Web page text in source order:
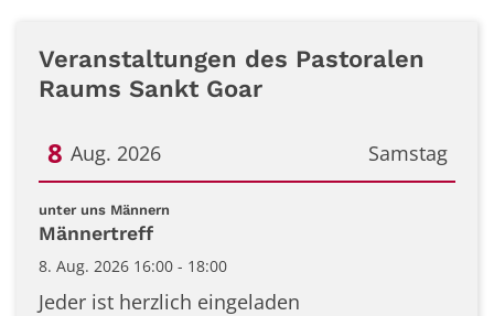
Veranstaltungen des Pastoralen
Raums Sankt Goar
Samstag
8 Aug. 2026
Datum: 8. August 2026
unter uns Männern
Männertreff
8. Aug. 2026 16:00 - 18:00
Jeder ist herzlich eingeladen